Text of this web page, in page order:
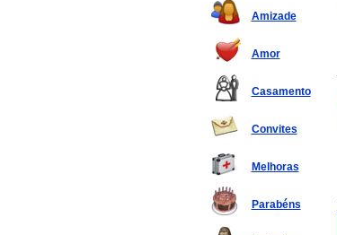
Amizade
Amor
Casamento
Convites
Melhoras
Parabéns